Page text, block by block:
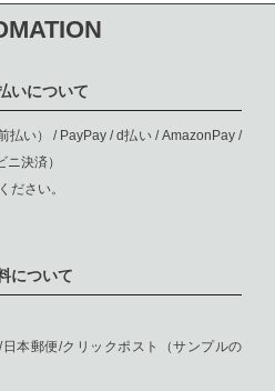
いについて
払い） / PayPay / d払い / AmazonPay /
決済）
ださい。
について
本郵便/クリックポスト（サンプルの